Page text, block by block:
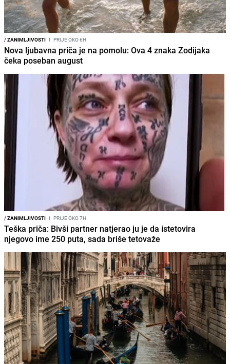
/ZANIMLJIVOSTI I PRIJE OKO 6H
Nova ljubavna priča je na pomolu: Ova 4 znaka Zodijaka
čeka poseban august
/ZANIMLJIVOSTI I PRIJE OKO 7H
Teška priča: Bivši partner natjerao ju je da istetovira
njegovo ime 250 puta, sada briše tetovaže